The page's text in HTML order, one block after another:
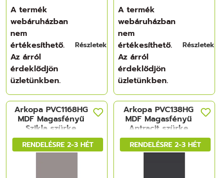
A termék
webáruházban
nem
értékesíthető.
Az árról
érdeklődjön
üzletünkben.
Részletek
A termék
webáruházban
nem
értékesíthető.
Az árról
érdeklődjön
üzletünkben.
Részletek
RENDELÉSRE 2-3 HÉT
Arkopa PVC1168HG
MDF Magasfényű
Szikla szürke
2800x1220x18 mm
RENDELÉSRE 2-3 HÉT
Arkopa PVC138HG
MDF Magasfényű
Antracit szürke
2800x1220x18 mm